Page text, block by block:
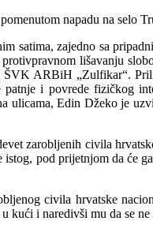
napadu na selo
zajedno sa
lišavanju
ARBiH „Zulfikar“.
i povrede fizičkog
ulicama, Edin Džeko je
civila hrvatske
pod prijetnjom da će
civila hrvatske
kući i naredivši mu da se